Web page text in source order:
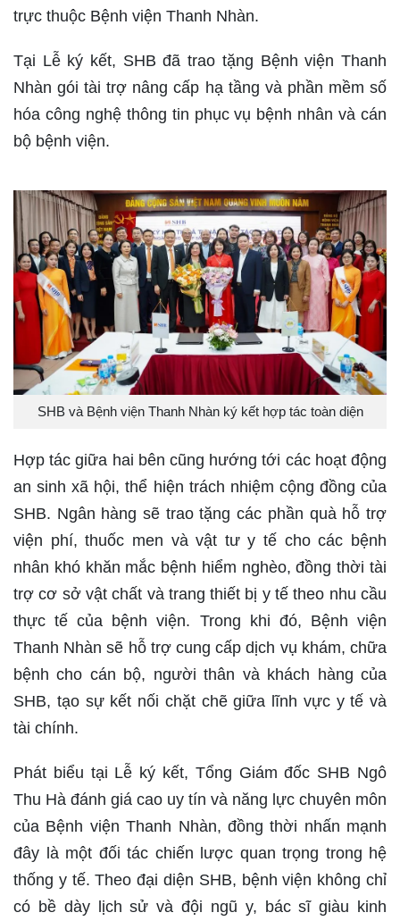
trực thuộc Bệnh viện Thanh Nhàn.
Tại Lễ ký kết, SHB đã trao tặng Bệnh viện Thanh
Nhàn gói tài trợ nâng cấp hạ tầng và phần mềm số
hóa công nghệ thông tin phục vụ bệnh nhân và cán
bộ bệnh viện.
SHB và Bệnh viện Thanh Nhàn ký kết hợp tác toàn diện
Hợp tác giữa hai bên cũng hướng tới các hoạt động
an sinh xã hội, thể hiện trách nhiệm cộng đồng của
SHB. Ngân hàng sẽ trao tặng các phần quà hỗ trợ
viện phí, thuốc men và vật tư y tế cho các bệnh
nhân khó khăn mắc bệnh hiểm nghèo, đồng thời tài
trợ cơ sở vật chất và trang thiết bị y tế theo nhu cầu
thực tế của bệnh viện. Trong khi đó, Bệnh viện
Thanh Nhàn sẽ hỗ trợ cung cấp dịch vụ khám, chữa
bệnh cho cán bộ, người thân và khách hàng của
SHB, tạo sự kết nối chặt chẽ giữa lĩnh vực y tế và
tài chính.
Phát biểu tại Lễ ký kết, Tổng Giám đốc SHB Ngô
Thu Hà đánh giá cao uy tín và năng lực chuyên môn
của Bệnh viện Thanh Nhàn, đồng thời nhấn mạnh
đây là một đối tác chiến lược quan trọng trong hệ
thống y tế. Theo đại diện SHB, bệnh viện không chỉ
có bề dày lịch sử và đội ngũ y, bác sĩ giàu kinh